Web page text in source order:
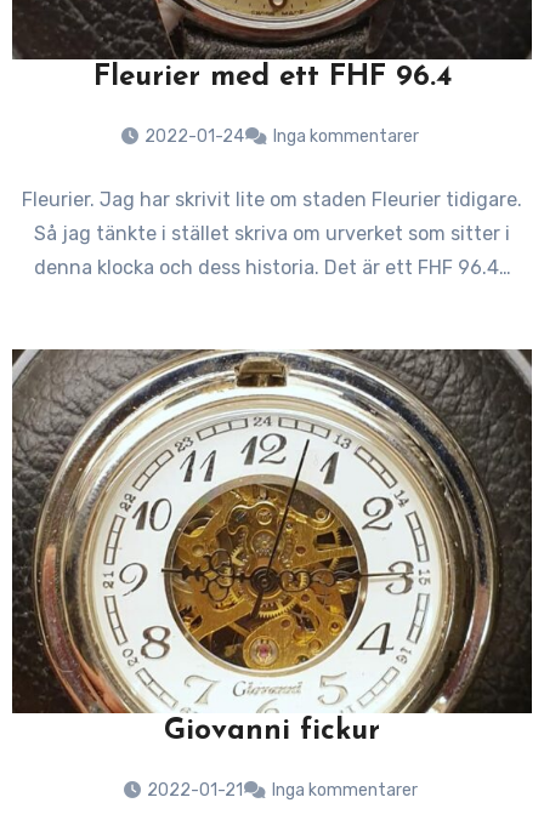
Fleurier med ett FHF 96.4
2022-01-24 Inga kommentarer
Fleurier. Jag har skrivit lite om staden Fleurier tidigare.
Så jag tänkte i stället skriva om urverket som sitter i
denna klocka och dess historia. Det är ett FHF 96.4…
Giovanni fickur
2022-01-21 Inga kommentarer